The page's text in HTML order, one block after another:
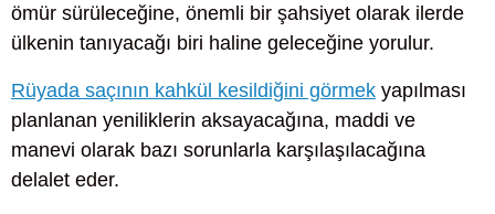
ömür sürüleceğine, önemli bir şahsiyet olarak ilerde
ülkenin tanıyacağı biri haline geleceğine yorulur.
Rüyada saçının kahkül kesildiğini görmek yapılması
planlanan yeniliklerin aksayacağına, maddi ve
manevi olarak bazı sorunlarla karşılaşılacağına
delalet eder.